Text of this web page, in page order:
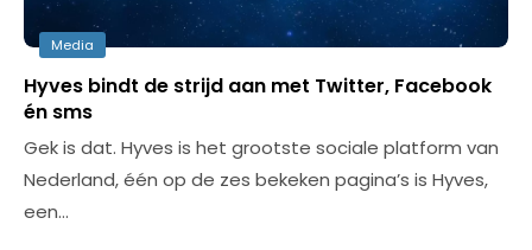
Media
Hyves bindt de strijd aan met Twitter, Facebook
én sms
Gek is dat. Hyves is het grootste sociale platform van
Nederland, één op de zes bekeken pagina’s is Hyves,
een…